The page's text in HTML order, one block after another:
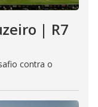
| R7
contra o